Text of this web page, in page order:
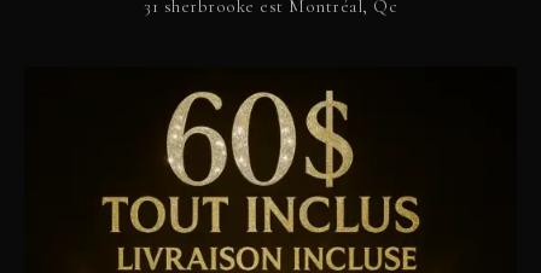
31 sherbrooke est Montréal, Qc